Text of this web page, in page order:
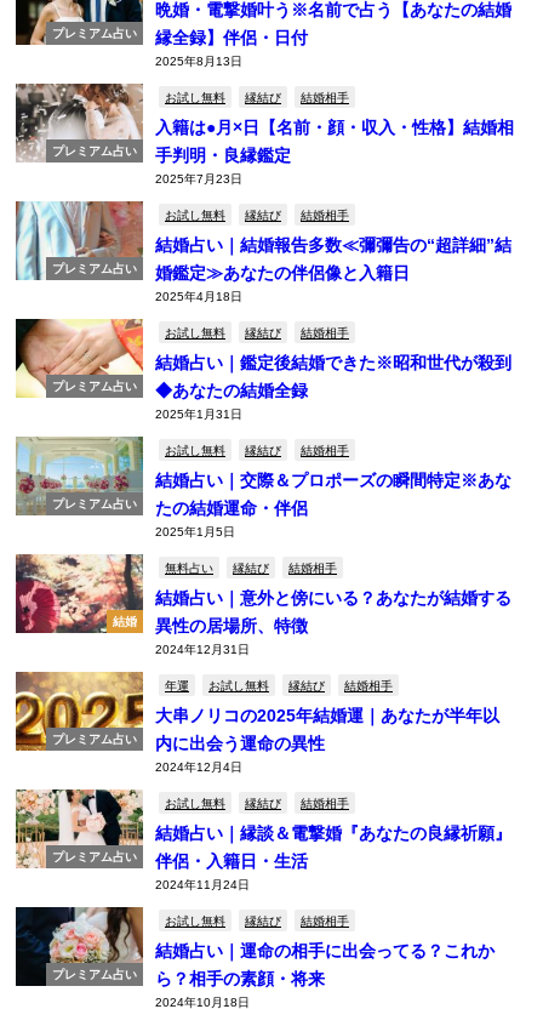
プレミアム占い
晩婚・電撃婚叶う※名前で占う【あなたの結婚
縁全録】伴侶・日付
2025年8月13日
プレミアム占い
お試し無料 縁結び 結婚相手
入籍は●月×日【名前・顔・収入・性格】結婚相
手判明・良縁鑑定
2025年7月23日
プレミアム占い
お試し無料 縁結び 結婚相手
結婚占い｜結婚報告多数≪彌彌告の“超詳細”結
婚鑑定≫あなたの伴侶像と入籍日
2025年4月18日
プレミアム占い
お試し無料 縁結び 結婚相手
結婚占い｜鑑定後結婚できた※昭和世代が殺到
◆あなたの結婚全録
2025年1月31日
プレミアム占い
お試し無料 縁結び 結婚相手
結婚占い｜交際＆プロポーズの瞬間特定※あな
たの結婚運命・伴侶
2025年1月5日
結婚
無料占い 縁結び 結婚相手
結婚占い｜意外と傍にいる？あなたが結婚する
異性の居場所、特徴
2024年12月31日
プレミアム占い
年運 お試し無料 縁結び 結婚相手
大串ノリコの2025年結婚運｜あなたが半年以
内に出会う運命の異性
2024年12月4日
プレミアム占い
お試し無料 縁結び 結婚相手
結婚占い｜縁談＆電撃婚『あなたの良縁祈願』
伴侶・入籍日・生活
2024年11月24日
プレミアム占い
お試し無料 縁結び 結婚相手
結婚占い｜運命の相手に出会ってる？これか
ら？相手の素顔・将来
2024年10月18日